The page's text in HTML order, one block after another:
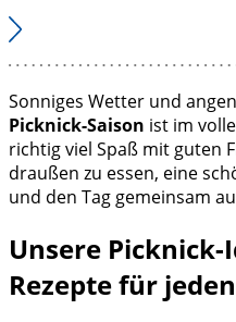
Sonniges Wetter und
Picknick-Saison ist im
richtig viel Spaß mit guten
draußen zu essen, eine
und den Tag gemeinsam
Unsere Picknick-
Rezepte für